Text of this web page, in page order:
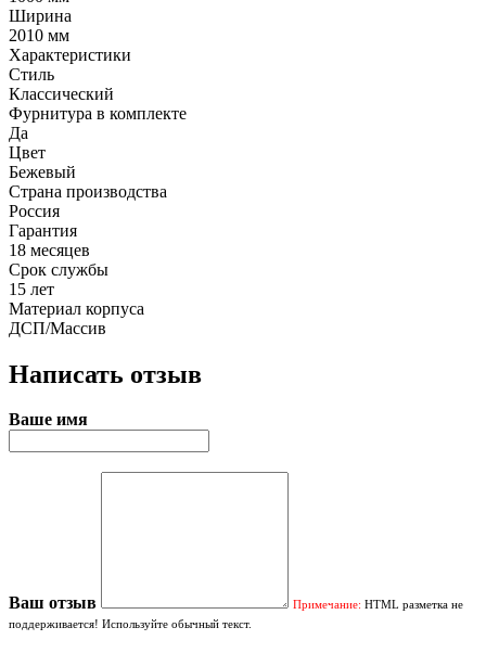
Ширина
2010 мм
Характеристики
Стиль
Классический
Фурнитура в комплекте
Да
Цвет
Бежевый
Страна производства
Россия
Гарантия
18 месяцев
Срок службы
15 лет
Материал корпуса
ДСП/Массив
Написать отзыв
Ваше имя
Ваш отзыв Примечание: HTML разметка не
поддерживается! Используйте обычный текст.